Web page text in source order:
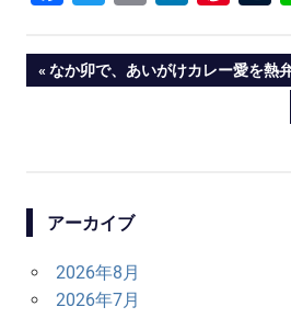
投
ゲ
ー
PREVIOUS
なか卯で、あいがけカレー愛を熱
アーカイブ
2026年8月
2026年7月